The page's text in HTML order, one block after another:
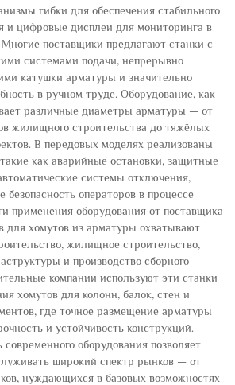
гибки для обеспечения стабильного
и цифровые дисплеи для мониторинга в
поставщики предлагают станки с
системами подачи, непрерывно
катушки арматуры и значительно
в ручном труде. Оборудование, как
различные диаметры арматуры — от
жилищного строительства до тяжёлых
В передовых моделях реализованы
как аварийные остановки, защитные
системы отключения,
безопасность операторов в процессе
применения оборудования от поставщика
для хомутов из арматуры охватывают
жилищное строительство,
и производство сборного
компании используют эти станки
хомутов для колонн, балок, стен и
где точное размещение арматуры
и устойчивость конструкций.
оборудования позволяет
широкий спектр рынков — от
нуждающихся в базовых возможностях